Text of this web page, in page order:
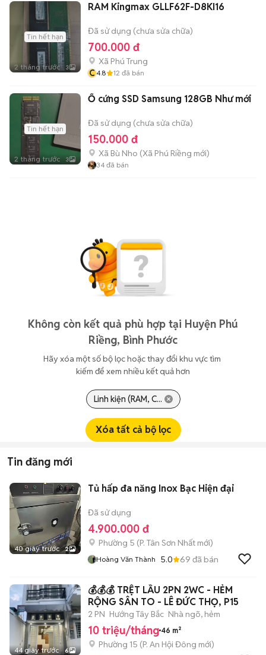
Tin hết hạn
2 tháng trước 3
RAM Kingmax GLLF62F-D8KI16
Đã sử dụng (chưa sửa chữa)
700.000 đ
Xã Phú Trung
C4.8 12 đã bán
Tin hết hạn
2 tháng trước 3
Ổ cứng SSD Samsung 128GB Như mới
Đã sử dụng (chưa sửa chữa)
150.000 đ
Xã Bù Nho (Xã Phú Riềng mới)
34 đã bán
Không còn kết quả phù hợp tại Huyện Phú
Riềng, Bình Phước
Hãy xóa một số bộ lọc hoặc thay đổi khu vực tìm
kiếm để xem nhiều kết quả hơn
Linh kiện (RAM, C...
Xóa tất cả bộ lọc
Tin đăng mới
40 giây trước 2
Tủ hấp đa năng Inox Bạc Hiện đại
Đã sử dụng
4.900.000 đ
Phường 5 (P. Tân Sơn Nhất mới)
Hoàng Văn Thành 5.0 69 đã bán
44 giây trước 6
💰💰💰 TRỆT LẦU 2PN 2WC - HẺM
RỘNG SÂN TO - LÊ ĐỨC THỌ, P15
2 PN Hướng Tây Bắc Nhà ngõ, hẻm
10 triệu/tháng 46 m²
Phường 15 (P. An Hội Đông mới)